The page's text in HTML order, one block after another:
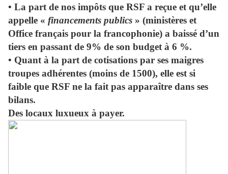
• La part de nos impôts que RSF a reçue et qu’elle
appelle « financements publics » (ministères et
Office français pour la francophonie) a baissé d’un
tiers en passant de 9% de son budget à 6 %.
• Quant à la part de cotisations par ses maigres
troupes adhérentes (moins de 1500), elle est si
faible que RSF ne la fait pas apparaître dans ses
bilans.
Des locaux luxueux à payer.